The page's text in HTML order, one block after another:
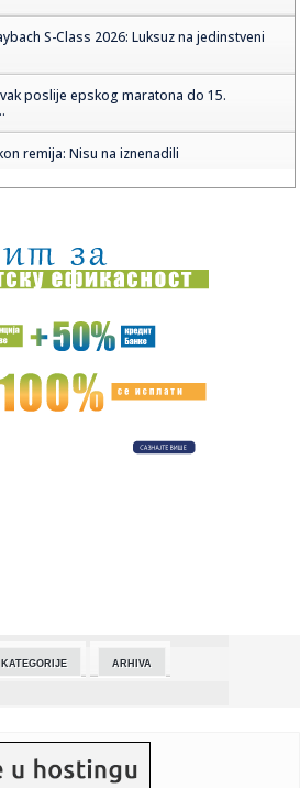
S-Class 2026: Luksuz na jedinstveni
poslije epskog maratona do 15.
remija: Nisu na iznenadili
NA OSTRVO: Šampion Srbije korak bliži
snažnu poruku: "Jedini smo za slobodu mi
vlast u Beogradu napravila korak u pravom
na Floridi: Onaj koji uhvati najviše
Kristinu, a flertuje s ovom bivšom
KATEGORIJE ARHIVA